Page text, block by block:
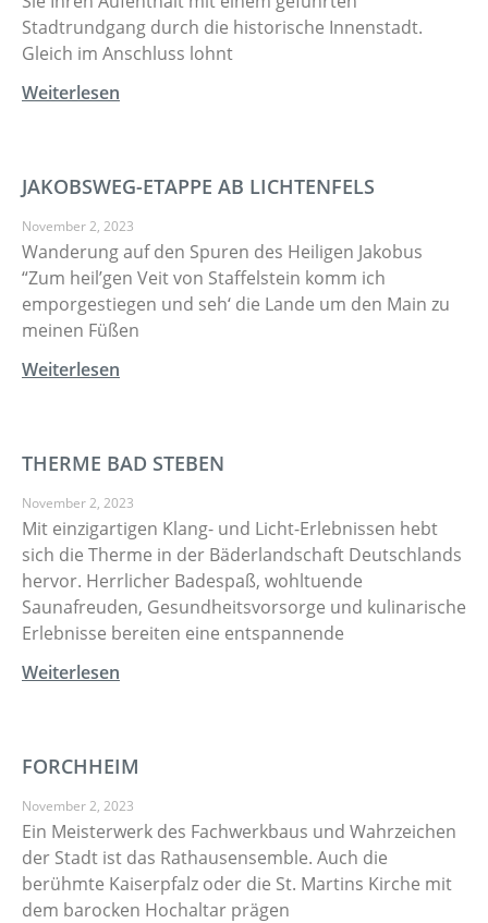
Stadtrundgang durch die historische Innenstadt.
Gleich im Anschluss lohnt
Weiterlesen
JAKOBSWEG-ETAPPE AB LICHTENFELS
November 2, 2023
Wanderung auf den Spuren des Heiligen Jakobus
“Zum heil’gen Veit von Staffelstein komm ich
emporgestiegen und seh‘ die Lande um den Main zu
meinen Füßen
Weiterlesen
THERME BAD STEBEN
November 2, 2023
Mit einzigartigen Klang- und Licht-Erlebnissen hebt
sich die Therme in der Bäderlandschaft Deutschlands
hervor. Herrlicher Badespaß, wohltuende
Saunafreuden, Gesundheitsvorsorge und kulinarische
Erlebnisse bereiten eine entspannende
Weiterlesen
FORCHHEIM
November 2, 2023
Ein Meisterwerk des Fachwerkbaus und Wahrzeichen
der Stadt ist das Rathausensemble. Auch die
berühmte Kaiserpfalz oder die St. Martins Kirche mit
dem barocken Hochaltar prägen